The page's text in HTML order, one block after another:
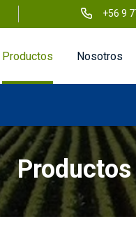
+56 9
Productos Nosotros
Productos